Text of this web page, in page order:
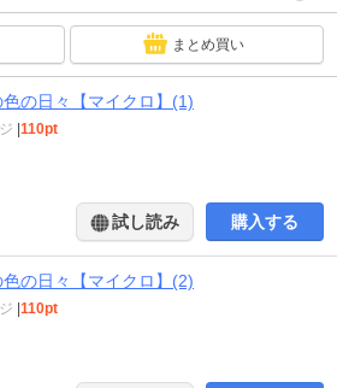
まとめ買い
の日々【マイクロ】(1)
|110pt
試し読み 購入する
の日々【マイクロ】(2)
|110pt